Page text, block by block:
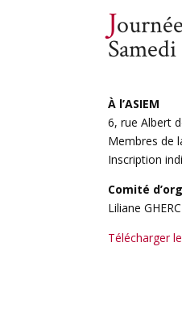
J
À l’ASIEM
6, rue Albert
Membres de
Inscription
Comité
Liliane
Télécharger